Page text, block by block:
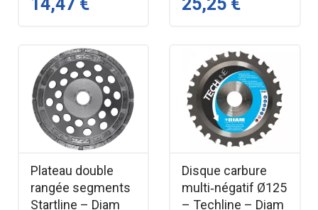
Plateau double
rangée segments
Startline – Diam
Disque carbure
multi‑négatif Ø125
– Techline – Diam